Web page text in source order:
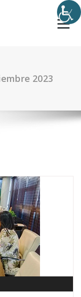
2023